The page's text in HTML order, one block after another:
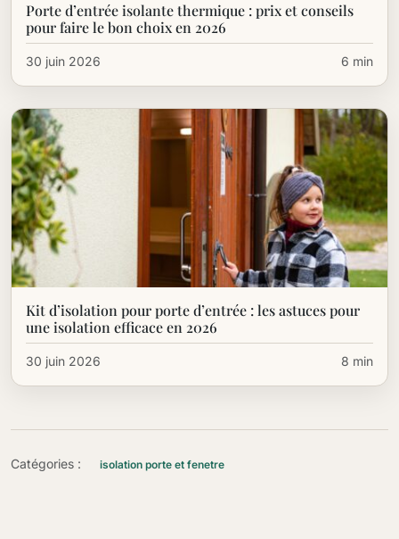
Porte d’entrée isolante thermique : prix​ et conseils
pour faire le bon choix en 2026​
30 juin 2026 6 min
Kit d’isolation pour porte d’entrée : les astuces pour
une isolation efficace en 2026
30 juin 2026 8 min
Catégories : isolation porte et fenetre